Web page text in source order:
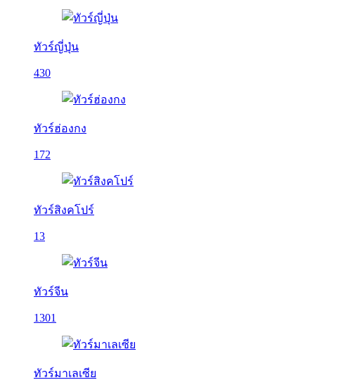
ทัวร์ญี่ปุ่น
430
ทัวร์ฮ่องกง
172
ทัวร์สิงคโปร์
13
ทัวร์จีน
1301
ทัวร์มาเลเซีย